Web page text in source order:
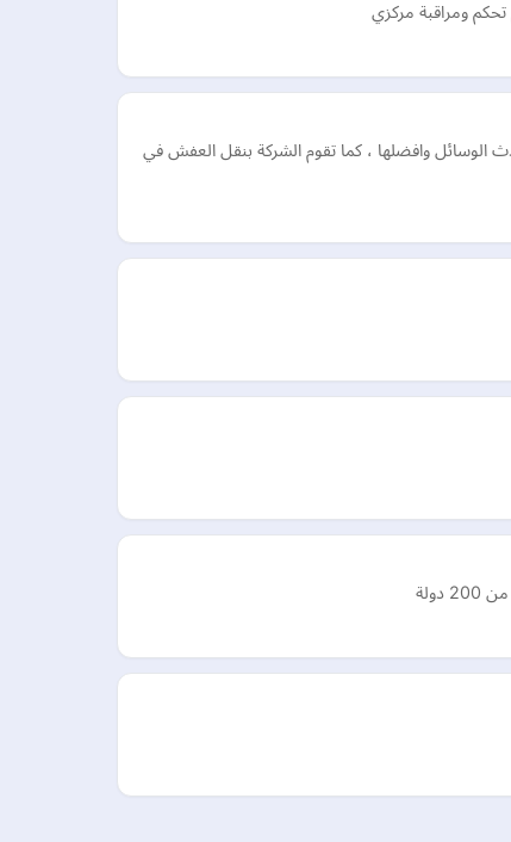
تحكم ومراقبة مركزي
الوسائل وافضلها ، كما تقوم الشركة بنقل العفش في